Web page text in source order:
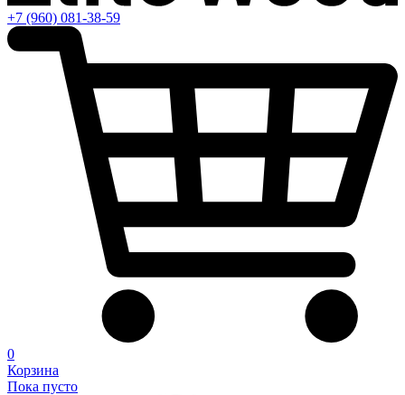
+7 (960) 081-38-59
0
Корзина
Пока пусто